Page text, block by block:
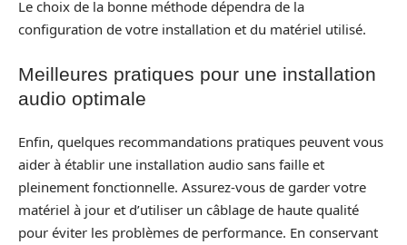
Le choix de la bonne méthode dépendra de la
configuration de votre installation et du matériel utilisé.
Meilleures pratiques pour une installation
audio optimale
Enfin, quelques recommandations pratiques peuvent vous
aider à établir une installation audio sans faille et
pleinement fonctionnelle. Assurez-vous de garder votre
matériel à jour et d’utiliser un câblage de haute qualité
pour éviter les problèmes de performance. En conservant